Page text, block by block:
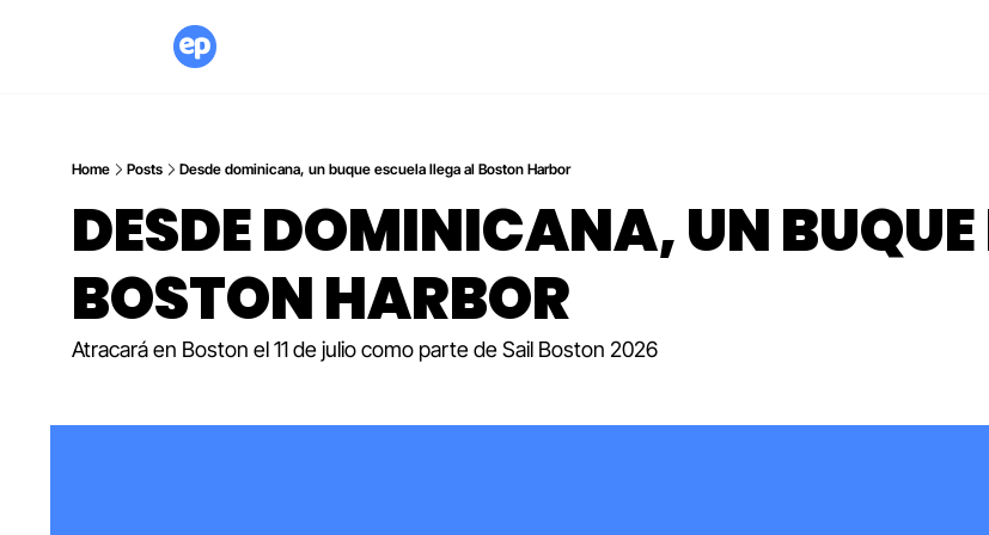
Home Posts Desde dominicana, un buque escuela llega al Boston Harbor
DESDE DOMINICANA, UN BUQUE
BOSTON HARBOR
Atracará en Boston el 11 de julio como parte de Sail Boston 2026